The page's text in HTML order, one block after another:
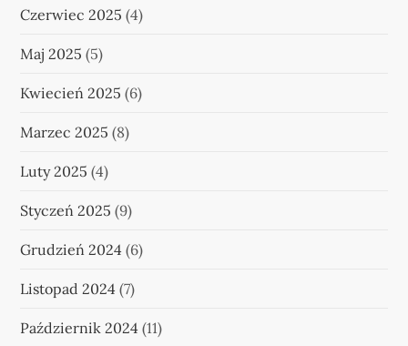
Czerwiec 2025 (4)
Maj 2025 (5)
Kwiecień 2025 (6)
Marzec 2025 (8)
Luty 2025 (4)
Styczeń 2025 (9)
Grudzień 2024 (6)
Listopad 2024 (7)
Październik 2024 (11)